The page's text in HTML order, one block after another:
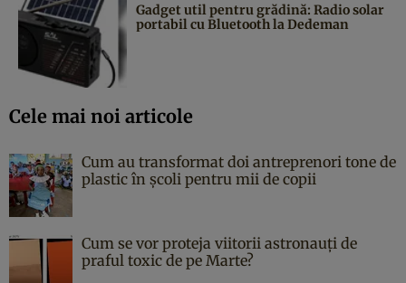
Gadget util pentru grădină: Radio solar
portabil cu Bluetooth la Dedeman
Cele mai noi articole
Cum au transformat doi antreprenori tone de
plastic în școli pentru mii de copii
Cum se vor proteja viitorii astronauți de
praful toxic de pe Marte?